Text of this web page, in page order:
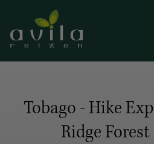
Tobago - Hike
Ridge Forest